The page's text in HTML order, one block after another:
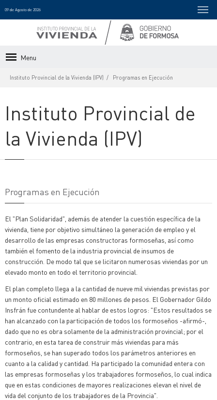
09 de Agosto de 2026
Menu
Instituto Provincial de la Vivienda (IPV) Programas en Ejecución
Instituto Provincial de
la Vivienda (IPV)
Programas en Ejecución
El "Plan Solidaridad", además de atender la cuestión específica de la
vivienda, tiene por objetivo simultáneo la generación de empleo y el
desarrollo de las empresas constructoras formoseñas, así como
también el fomento de la industria provincial de insumos de
construcción. De modo tal que se licitaron numerosas viviendas por un
elevado monto en todo el territorio provincial.
El plan completo llega a la cantidad de nueve mil viviendas previstas por
un monto oficial estimado en 80 millones de pesos. El Gobernador Gildo
Insfrán fue contundente al hablar de estos logros: "Estos resultados se
han alcanzado con la participación de todos los formoseños -afirmó-,
dado que no es obra solamente de la administración provincial; por el
contrario, en esta tarea de construir más viviendas para más
formoseños, se han superado todos los parámetros anteriores en
cuanto a la calidad y cantidad. Ha participado la comunidad entera con
las empresas formoseñas y los trabajadores formoseños, lo cual indica
que en estas condiciones de mayores realizaciones elevan el nivel de
vida del conjunto de los trabajadores de la Provincia".